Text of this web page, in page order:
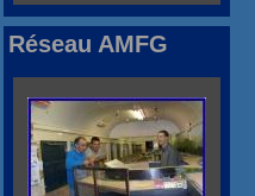
Réseau AMFG